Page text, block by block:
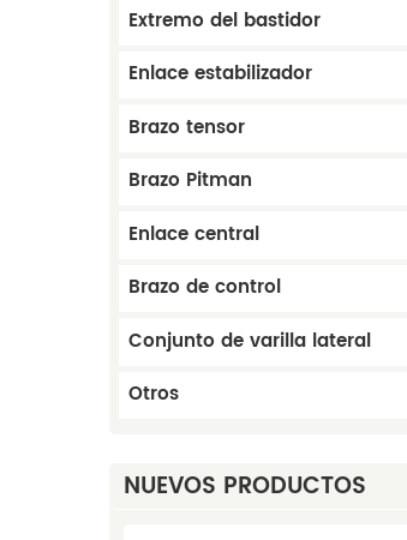
Extremo del bastidor
Enlace estabilizador
Brazo tensor
Brazo Pitman
Enlace central
Brazo de control
Conjunto de varilla lateral
Otros
NUEVOS PRODUCTOS